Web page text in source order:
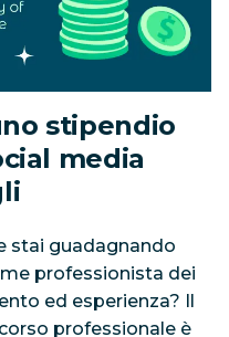
stipendio
media
stai guadagnando
professionista dei
ed esperienza? Il
professionale è